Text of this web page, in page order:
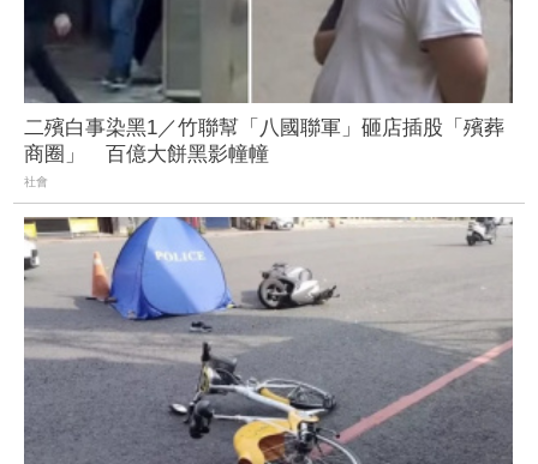
二殯白事染黑1／竹聯幫「八國聯軍」砸店插股「殯葬
商圈」 百億大餅黑影幢幢
社會